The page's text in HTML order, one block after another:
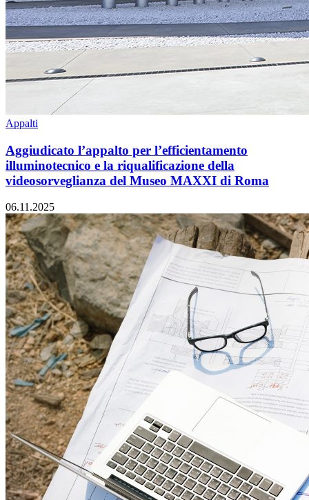
Appalti
Aggiudicato l’appalto per l’efficientamento
illuminotecnico e la riqualificazione della
videosorveglianza del Museo MAXXI di Roma
06.11.2025